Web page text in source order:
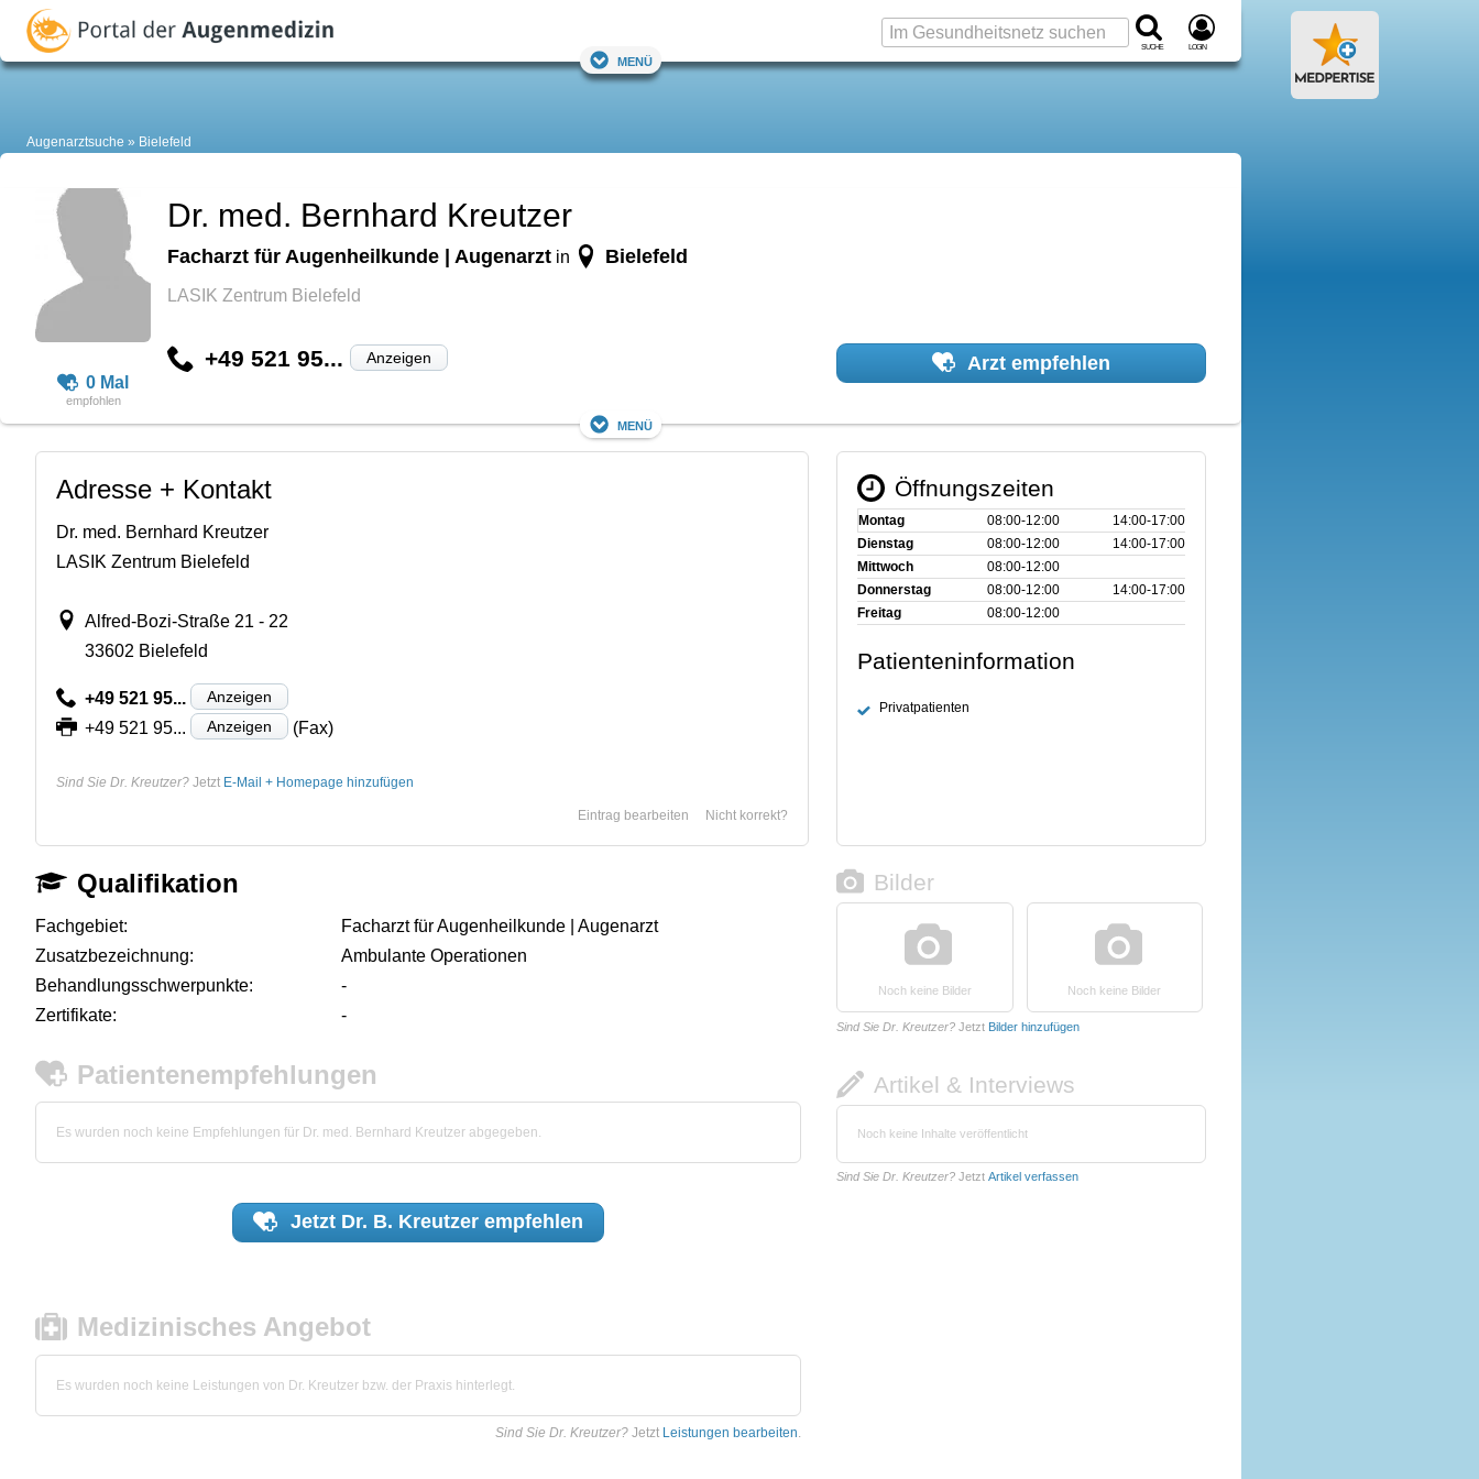
Suche Login
Menü
Augenarztsuche Bielefeld
0 Mal
Dr. med. Bernhard Kreutzer
Facharzt für Augenheilkunde | Augenarzt in Bielefeld
LASIK Zentrum Bielefeld
+49 521 95... Anzeigen Arzt empfehlen
Menü
Adresse + Kontakt
Dr. med. Bernhard Kreutzer
LASIK Zentrum Bielefeld
Alfred-Bozi-Straße 21 - 22
33602 Bielefeld
+49 521 95... Anzeigen
+49 521 95... Anzeigen (Fax)
Sind Sie Dr. Kreutzer? Jetzt E-Mail + Homepage hinzufügen
Nicht korrekt?
Eintrag bearbeiten
Öffnungszeiten
Montag 08:00‑12:00
14:00‑17:00
Dienstag
08:00‑12:00
14:00‑17:00
Mittwoch
08:00‑12:00
Donnerstag
08:00‑12:00
14:00‑17:00
Freitag
08:00‑12:00
Patienteninformation
Privatpatienten
Qualifikation
Fachgebiet:
Facharzt für Augenheilkunde | Augenarzt
Zusatzbezeichnung:
Ambulante Operationen
Behandlungsschwerpunkte:
-
Zertifikate:
-
Patientenempfehlungen
Es wurden noch keine Empfehlungen für Dr. med. Bernhard Kreutzer abgegeben.
Jetzt Dr. B. Kreutzerempfehlen
Medizinisches Angebot
Es wurden noch keine Leistungen von Dr. Kreutzer bzw. der Praxis hinterlegt.
Sind Sie Dr. Kreutzer? Jetzt Leistungen bearbeiten.
Bilder
Noch keine Bilder Noch keine Bilder
Sind Sie Dr. Kreutzer? Jetzt Bilder hinzufügen
Artikel & Interviews
Noch keine Inhalte veröffentlicht
Sind Sie Dr. Kreutzer? Jetzt Artikel verfassen